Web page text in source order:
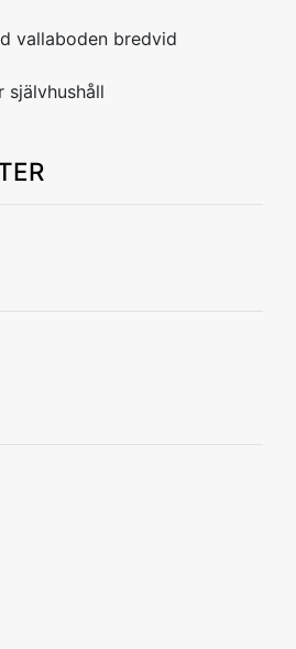
vallaboden bredvid
självhushåll